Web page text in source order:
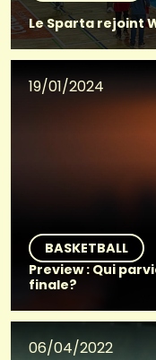
Le Sparta rejoint
19/01/2024
BASKETBALL
Preview : Qui
finale?
06/04/2022